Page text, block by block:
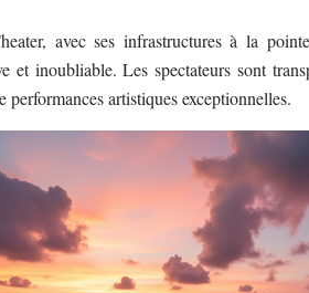
avec ses infrastructures à la
et inoubliable. Les spectateurs sont
performances artistiques exceptionnelles.